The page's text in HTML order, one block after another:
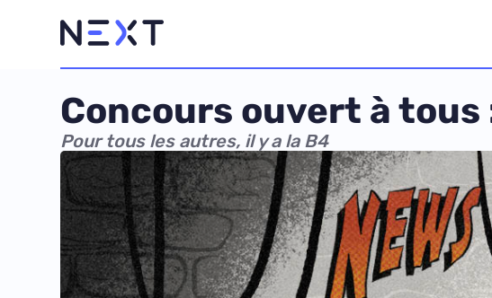
Concours ouvert à
Pour tous les autres, il y a la B4